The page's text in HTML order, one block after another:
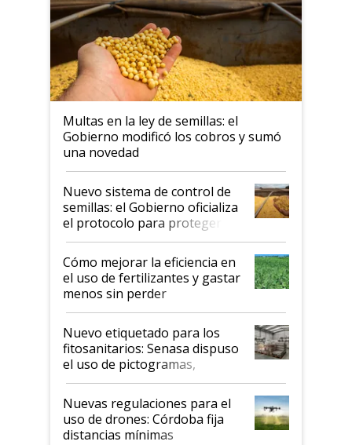
Multas en la ley de semillas: el
Gobierno modificó los cobros y sumó
una novedad
Nuevo sistema de control de
semillas: el Gobierno oficializa
el protocolo para proteger la
propiedad intelectual
Cómo mejorar la eficiencia en
el uso de fertilizantes y gastar
menos sin perder
productividad en la campaña
fina
Nuevo etiquetado para los
fitosanitarios: Senasa dispuso
el uso de pictogramas,
palabras de advertencia e
indicaciones
Nuevas regulaciones para el
uso de drones: Córdoba fija
distancias mínimas